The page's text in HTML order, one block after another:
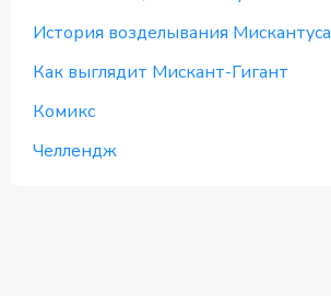
История возделывания Мискантуса
Как выглядит Мискант-Гигант
Комикс
Челлендж